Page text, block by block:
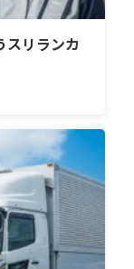
スリランカ